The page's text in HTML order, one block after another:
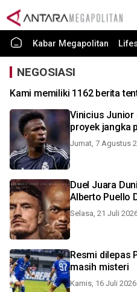
Kabar Megapolitan
NEGOSIASI
Kami memiliki 1162 berita
Vinicius Junior
proyek jangka
Jumat, 7 Agustus
Duel Juara
Alberto Puello
Selasa, 21 Juli
Resmi dilepas
masih misteri
Kamis, 16 Juli